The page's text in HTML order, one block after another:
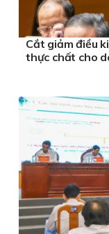
Cắt giảm điều
thực chất cho